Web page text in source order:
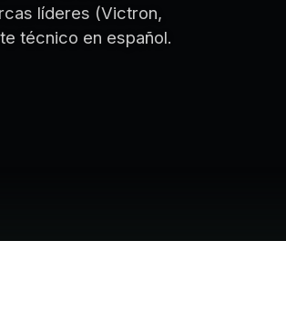
líderes (Victron,
técnico en español.